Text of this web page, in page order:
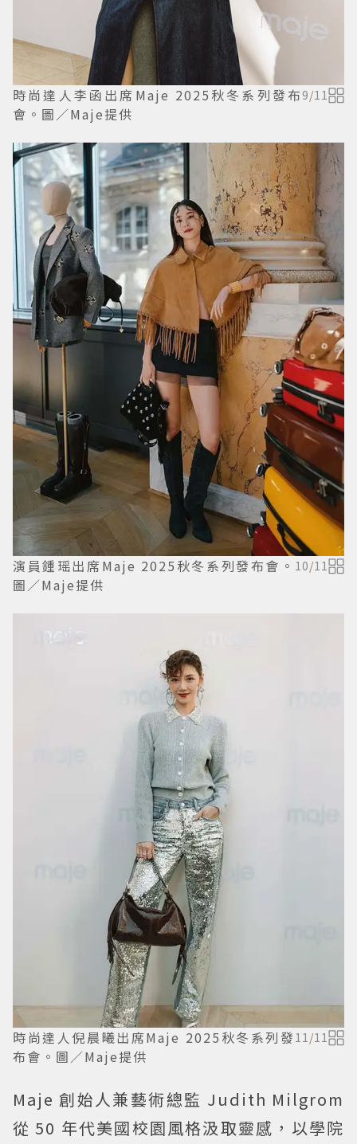
時尚達人李函出席Maje 2025秋冬系列發布
會。圖／Maje提供
9/11
演員鍾瑶出席Maje 2025秋冬系列發布會。
圖／Maje提供
10/11
時尚達人倪晨曦出席Maje 2025秋冬系列發
布會。圖／Maje提供
11/11
Maje 創始人兼藝術總監 Judith Milgrom
從 50 年代美國校園風格汲取靈感，以學院